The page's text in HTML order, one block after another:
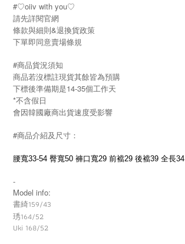
#♡oiiv with you♡
請先詳閱官網
條款與細則&退換貨政策
下單即同意賣場條規
#商品貨況須知
商品若沒標註現貨其餘皆為預購
下標後準備期是14-35個工作天
*不含假日
會因韓國廠商出貨速度受影響
#商品介紹及尺寸：
腰寬33-54 臀寬50 褲口寬29 前襠29 後襠39 全長34
-
Model info:
書綺159/43
琇164/52
Uki 168/52